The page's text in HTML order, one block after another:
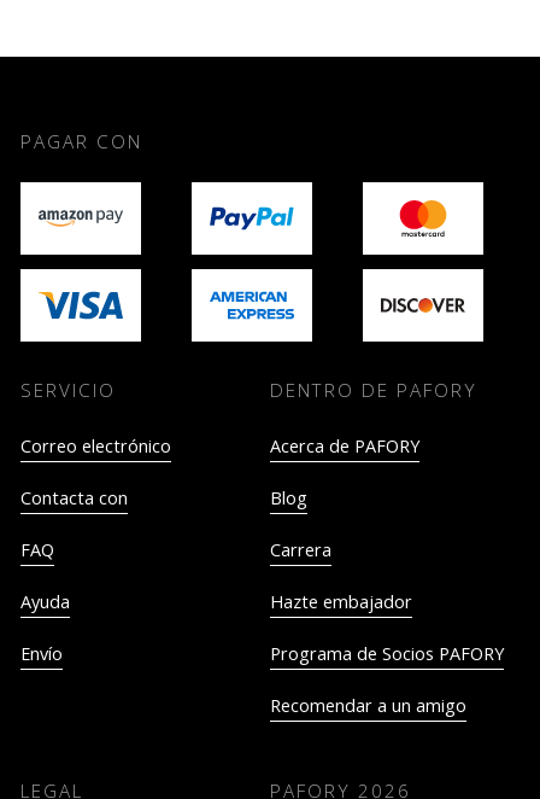
PAGAR CON
SERVICIO
Correo electrónico
Contacta con
FAQ
Ayuda
Envío
DENTRO DE PAFORY
Acerca de PAFORY
Blog
Carrera
Hazte embajador
Programa de Socios PAFORY
Recomendar a un amigo
LEGAL PAFORY 2026